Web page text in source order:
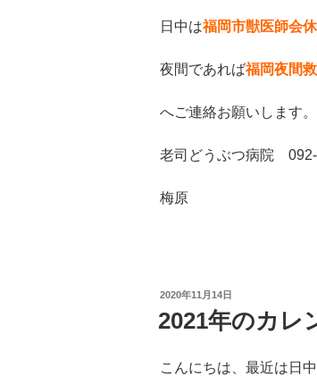
日中は福岡市獣医師会
夜間であれば福岡夜間
へご連絡お願いします。
老司どうぶつ病院
梅原
投
日:
2020年11月14日
2021年のカレ
こんにちは、最近は日